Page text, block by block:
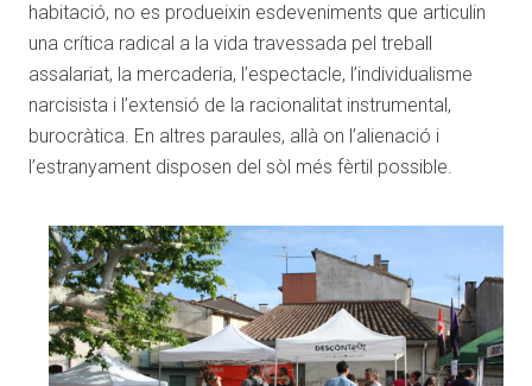
habitació, no es produeixin esdeveniments que articulin
una crítica radical a la vida travessada pel treball
assalariat, la mercaderia, l’espectacle, l’individualisme
narcisista i l’extensió de la racionalitat instrumental,
burocràtica. En altres paraules, allà on l’alienació i
l’estranyament disposen del sòl més fèrtil possible.